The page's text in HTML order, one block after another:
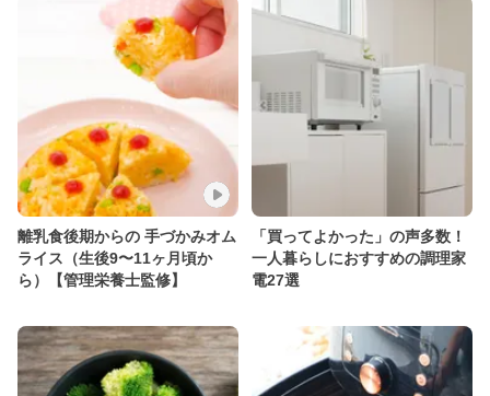
離乳食後期からの 手づかみオム
ライス（生後9〜11ヶ月頃か
ら）【管理栄養士監修】
「買ってよかった」の声多数！
一人暮らしにおすすめの調理家
電27選